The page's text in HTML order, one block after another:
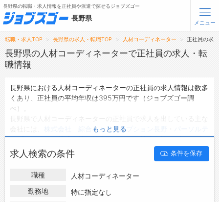
無料会員登録 ログイン
トップ
詳細情報で求人を探す
【初めての方へ】
長野県の求人検索で選ばれる理由
転職支援サービスについて
転職支援サービス
長野県の転職・求人情報を正社員や派遣で探せるジョブズゴー
長野県
メニュー
転職・求人TOP 長野県の求人・転職TOP 人材コーディネーター 正社員の求
長野県の人材コーディネーターで正社員の求人・転
職情報
長野県における人材コーディネーターの正社員の求人情報は数多
くあり、正社員の平均年収は395万円です（ジョブズゴー調
べ）。
株式会社 綜合キャリアオプション長野
ンプスタッフ 株式会社 松本オフィス・株式会社 ブレイブな
どがあり、ご希望の条件に合った求人を探すことできます。
長野県の地域密着型の求人サイトであるジョブズゴーでは長野県
の正社員として働ける人材コーディネーターの求人情報を8件取
り扱っています。
ハローワークにはない求人も多数扱っており、転職だけでなく、
もっと見る
求人検索の条件 条件を保存
職種
人材コーディネーター
勤務地
特に指定なし